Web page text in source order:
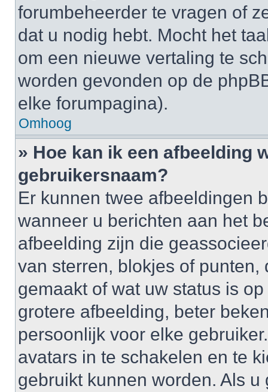
forumbeheerder te vragen of
dat u nodig hebt. Mocht het
om een nieuwe vertaling te
worden gevonden op de
elke forumpagina).
Omhoog
» Hoe kan ik een afbeelding
gebruikersnaam?
Er kunnen twee afbeeldingen
wanneer u berichten aan het
afbeelding zijn die
van sterren, blokjes of
gemaakt of wat uw status is
grotere afbeelding, beter
persoonlijk voor elke
avatars in te schakelen en te
gebruikt kunnen worden. Als